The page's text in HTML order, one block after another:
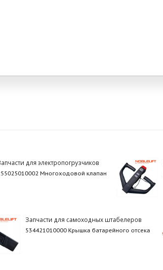
для электропогрузчиков
Многоходовой клапан
Запчасти для самоходных штабелеров
534421010000 Крышка батарейного отсека